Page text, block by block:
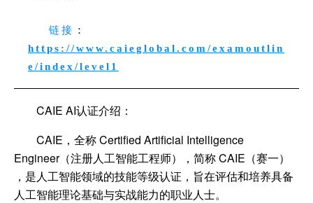
链接 ：
https://www.caieglobal.com/examoutlin
e/index/level1
CAIE AI认证介绍：
CAIE，全称 Certified Artificial Intelligence
Engineer（注册人工智能工程师），简称 CAIE（赛一）
，是人工智能领域的技能等级认证，旨在评估和培养具备
人工智能理论基础与实战能力的职业人士。